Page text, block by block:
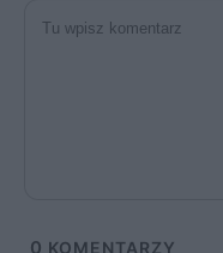
0 KOMENTARZY